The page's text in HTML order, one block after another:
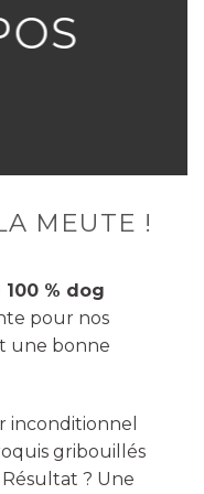
MEUTE !
% dog
pour nos
une bonne
inconditionnel
gribouillés
? Une